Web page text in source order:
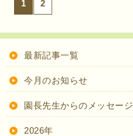
1 2
最新記事一覧
今月のお知らせ
園長先生からのメッセージ
2026年